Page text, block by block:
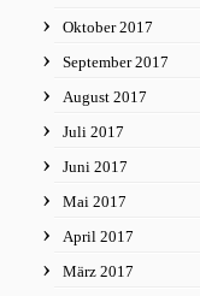
Oktober 2017
September 2017
August 2017
Juli 2017
Juni 2017
Mai 2017
April 2017
März 2017